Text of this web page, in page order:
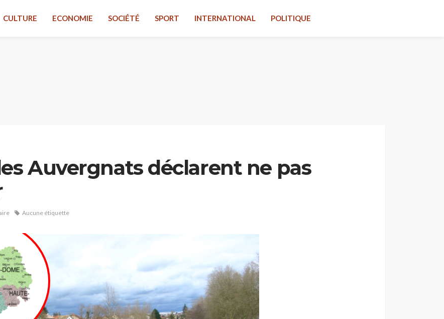
CULTURE ECONOMIE SOCIÉTÉ SPORT INTERNATIONAL POLITIQUE
Auvergnats déclarent ne pas
Aucune étiquette